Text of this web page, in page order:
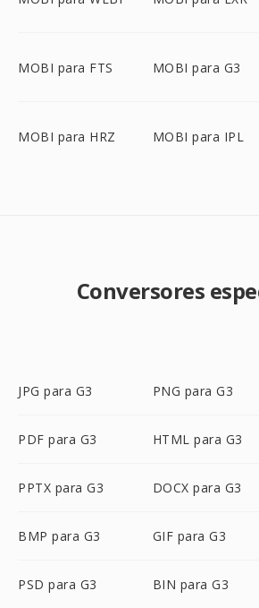
MOBI para FTS MOBI para G3
MOBI para HRZ MOBI para IPL
Conversores
JPG para G3 PNG para G3
PDF para G3 HTML para G3
PPTX para G3 DOCX para G3
BMP para G3 GIF para G3
PSD para G3 BIN para G3